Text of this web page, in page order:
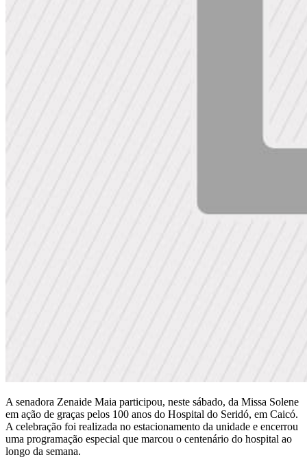
A senadora Zenaide Maia participou, neste sábado, da Missa Solene
em ação de graças pelos 100 anos do Hospital do Seridó, em Caicó.
A celebração foi realizada no estacionamento da unidade e encerrou
uma programação especial que marcou o centenário do hospital ao
longo da semana.